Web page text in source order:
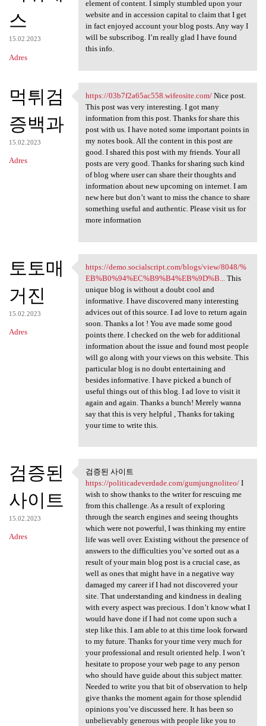
스
15.02.2023
Adres
element of content. I simply stumbled upon your
website and in accession capital to claim that I get
in fact enjoyed account your blog posts. Any way I
will be subscribog. I’m really glad I have found
this info.
먹튀검
증백과
15.02.2023
Adres
https://03b7f2a65ac558
https://03b7f2a65ac558.wifeosite.com/Nice post.
This post was very interesting. I got many
information from this post. Thanks for share this
post with us. I have noted some important points in
my notes book. All the content in this post are
good. I shared this post with my friends. Your all
posts are very good. Thanks for sharing such kind
of blog where user can share their thoughts and
information about new upcoming on internet. I am
new here but don’t want to miss the chance to share
something useful and authentic. Please visit us for
more information
토토매
거진
15.02.2023
Adres
https://demo.socialscript.com
https://demo.socialscript.com/blogs/view/8048/%
EB%B0%94%EC%B9%B4%EB%9D%B...
This
unique blog is without a doubt cool and
informative. I have discovered many interesting
advices out of this source. I ad love to return again
soon. Thanks a lot ! You ave made some good
points there. I checked on the web for additional
information about the issue and found most people
will go along with your views on this website. This
particular blog is no doubt entertaining and
besides informative. I have picked a bunch of
useful things out of this blog. I ad love to visit it
again and again. Thanks a bunch! Merely wanna
say that this is very helpful , Thanks for taking
your time to write this.
검증된
사이트
15.02.2023
Adres
검증된 사이트 https:/
검증된 사이트
https://politicadeverdade.com/gumjungnoliteo/I
wish to show thanks to the writer for rescuing me
from this challenge. As a result of exploring
through the search engines and seeing thoughts
which were not powerful, I was thinking my entire
life was well over. Existing without the presence of
answers to the difficulties you’ve sorted out as a
result of your main blog post is a crucial case, as
well as ones that might have in a negative way
damaged my career if I had not discovered your
site. That understanding and kindness in dealing
with every aspect was precious. I don’t know what I
would have done if I had not come upon such a
step like this. I am able to at this time look forward
to my future. Thanks for your time very much for
your professional and result oriented help. I won’t
hesitate to propose your web page to any person
who should have guide about this subject matter.
Needed to write you that bit of observation to help
give thanks the moment again for those splendid
opinions you’ve discussed here. It has been so
unbelievably generous with people like you to